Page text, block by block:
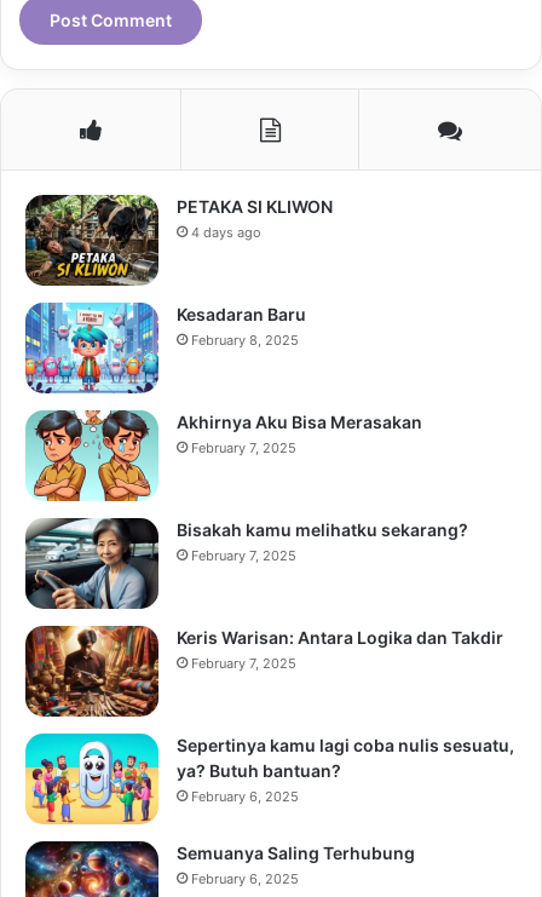
PETAKA SI KLIWON
4 days ago
Kesadaran Baru
February 8, 2025
Akhirnya Aku Bisa Merasakan
February 7, 2025
Bisakah kamu melihatku sekarang?
February 7, 2025
Keris Warisan: Antara Logika dan Takdir
February 7, 2025
Sepertinya kamu lagi coba nulis sesuatu,
ya? Butuh bantuan?
February 6, 2025
Semuanya Saling Terhubung
February 6, 2025